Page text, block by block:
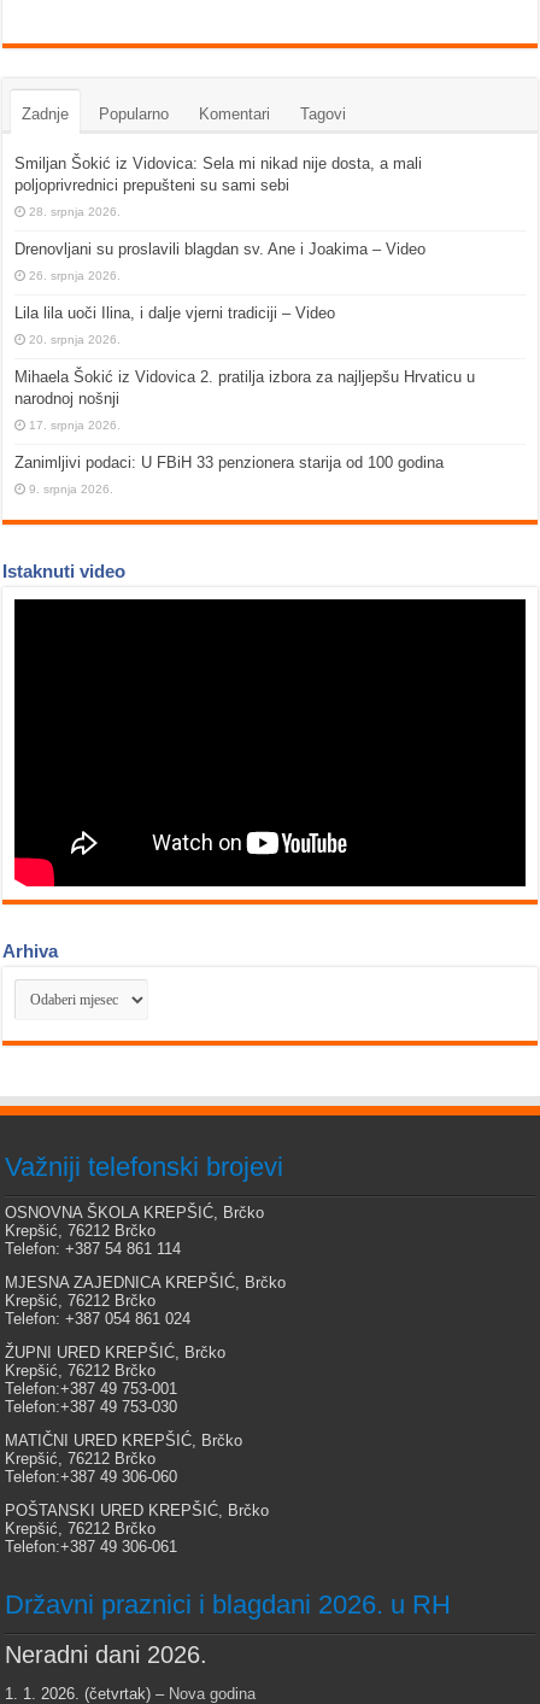
Zadnje Popularno Komentari Tagovi
Smiljan Šokić iz Vidovica: Sela mi nikad nije dosta, a mali
poljoprivrednici prepušteni su sami sebi
28. srpnja 2026.
Drenovljani su proslavili blagdan sv. Ane i Joakima – Video
26. srpnja 2026.
Lila lila uoči Ilina, i dalje vjerni tradiciji – Video
20. srpnja 2026.
Mihaela Šokić iz Vidovica 2. pratilja izbora za najljepšu Hrvaticu u
narodnoj nošnji
17. srpnja 2026.
Zanimljivi podaci: U FBiH 33 penzionera starija od 100 godina
9. srpnja 2026.
Istaknuti video
Arhiva
Arhiva
Važniji telefonski brojevi
OSNOVNA ŠKOLA KREPŠIĆ, Brčko
Krepšić, 76212 Brčko
Telefon: +387 54 861 114
MJESNA ZAJEDNICA KREPŠIĆ, Brčko
Krepšić, 76212 Brčko
Telefon: +387 054 861 024
ŽUPNI URED KREPŠIĆ, Brčko
Krepšić, 76212 Brčko
Telefon:+387 49 753-001
Telefon:+387 49 753-030
MATIČNI URED KREPŠIĆ, Brčko
Krepšić, 76212 Brčko
Telefon:+387 49 306-060
POŠTANSKI URED KREPŠIĆ, Brčko
Krepšić, 76212 Brčko
Telefon:+387 49 306-061
Državni praznici i blagdani 2026. u RH
Neradni dani 2026.
1. 1. 2026. (četvrtak) – Nova godina